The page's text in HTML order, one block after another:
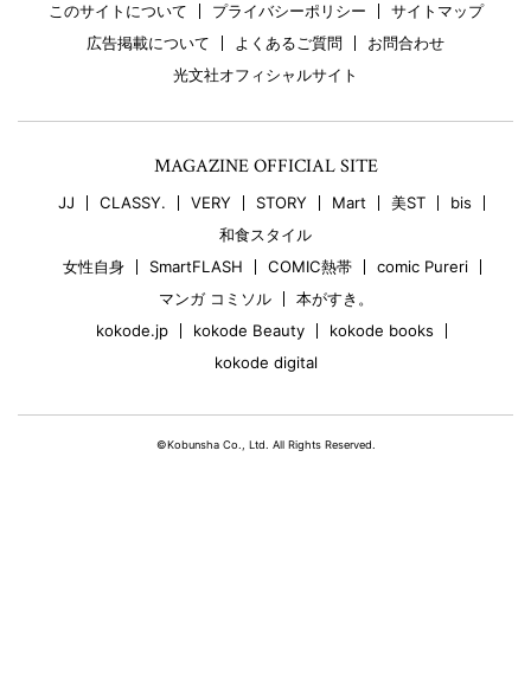
このサイトについて
プライバシーポリシー
サイトマップ
広告掲載について
よくあるご質問
お問合わせ
光文社オフィシャルサイト
MAGAZINE OFFICIAL SITE
JJ CLASSY. VERY STORY Mart 美ST
bis
和食スタイル
女性自身
SmartFLASH COMIC熱帯
comic Pureri
マンガ コミソル
本がすき。
kokode.jp
kokode Beauty
kokode books
kokode digital
©Kobunsha Co., Ltd. All Rights Reserved.